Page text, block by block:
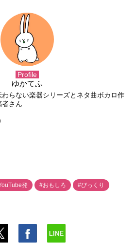
Profile
ゆかてふ
らない楽器シリーズとネタ曲ボカロ作
者さん
発 #おもしろ #びっくり